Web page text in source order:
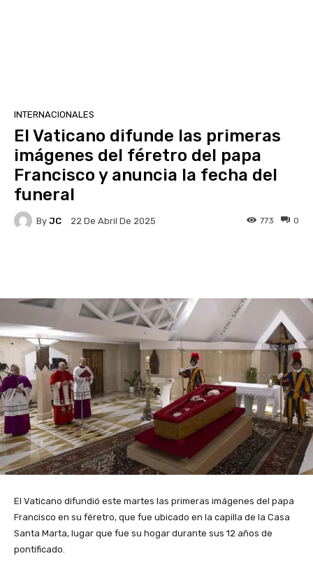
INTERNACIONALES
El Vaticano difunde las primeras
imágenes del féretro del papa
Francisco y anuncia la fecha del
funeral
By JC 22 De Abril De 2025 0
773
El Vaticano difundió este martes las primeras imágenes del papa
Francisco en su féretro, que fue ubicado en la capilla de la Casa
Santa Marta, lugar que fue su hogar durante sus 12 años de
pontificado.